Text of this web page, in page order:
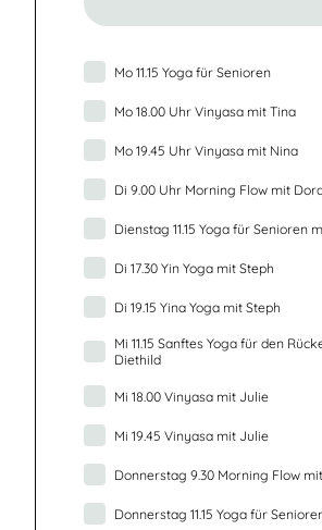
Mo 11.15 Yoga für Senioren
Mo 18.00 Uhr Vinyasa mit Tina
Mo 19.45 Uhr Vinyasa mit Nina
Di 9.00 Uhr Morning Flow mit
Dienstag 11.15 Yoga für Senioren
Di 17.30 Yin Yoga mit Steph
Di 19.15 Yina Yoga mit Steph
Mi 11.15 Sanftes Yoga für den
Diethild
Mi 18.00 Vinyasa mit Julie
Mi 19.45 Vinyasa mit Julie
Donnerstag 9.30 Morning Flow
Donnerstag 11.15 Yoga für